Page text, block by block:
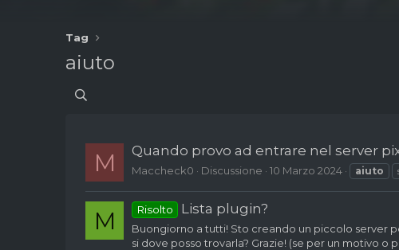
Tag
aiuto
M Quando provo ad entrare nel server
Maccheck0 Discussione 10 Marzo 2024 aiuto
M Risolto Lista plugin?
Buongiorno a tutti! Sto creando un piccolo server
si dove posso trovarla? Grazie! (se per un motivo